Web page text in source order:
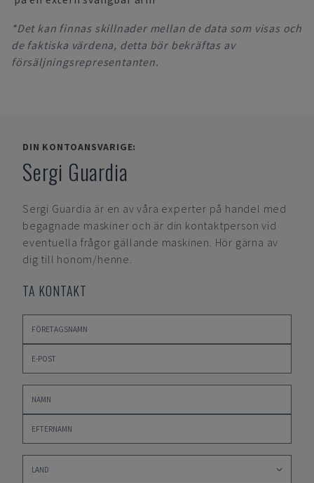
*Det kan finnas skillnader mellan de data som visas och
de faktiska värdena, detta bör bekräftas av
försäljningsrepresentanten.
DIN KONTOANSVARIGE:
Sergi Guardia
Sergi Guardia är en av våra experter på handel med
begagnade maskiner och är din kontaktperson vid
eventuella frågor gällande maskinen. Hör gärna av
dig till honom/henne.
TA KONTAKT